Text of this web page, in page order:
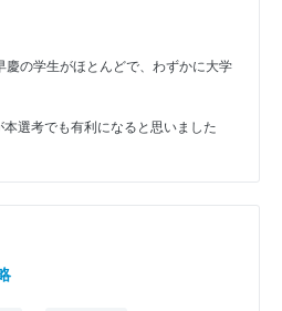
慶の学生がほとんどで、わずかに大学
選考でも有利になると思いました